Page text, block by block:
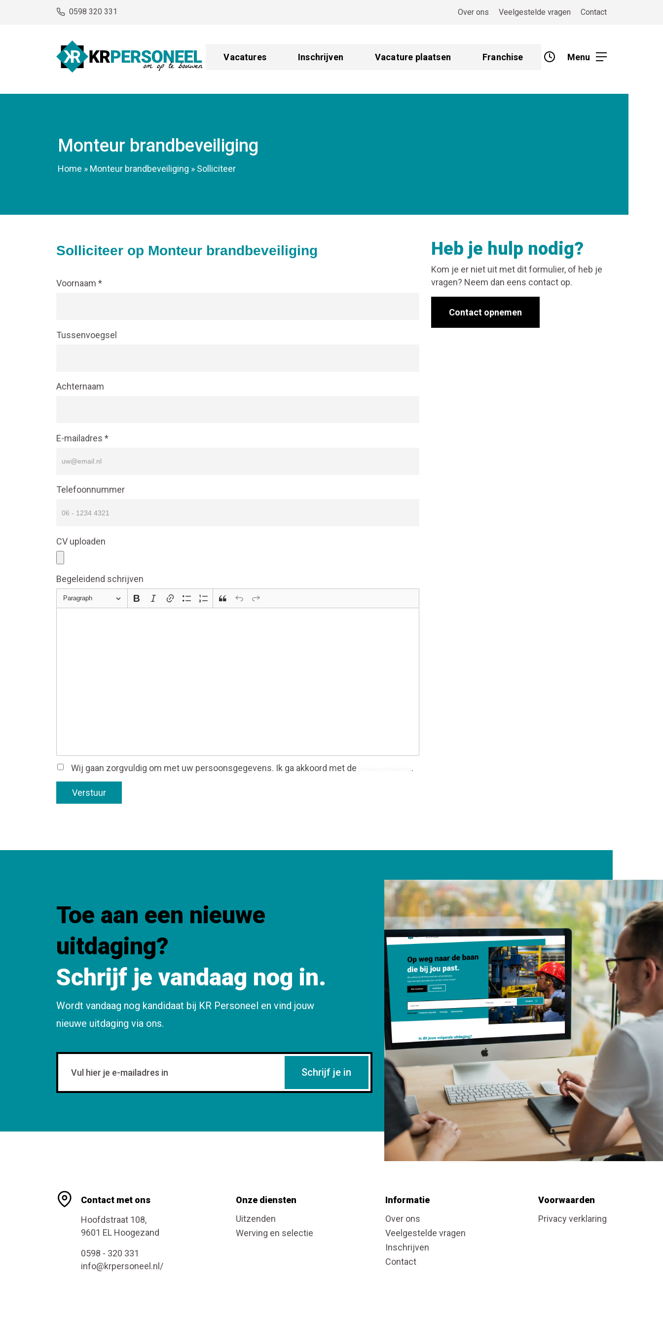
0598 320 331 Over ons Veelgestelde vragen Contact
Vacatures Inschrijven Vacature plaatsen Franchise Menu
Monteur brandbeveiliging
Home » Monteur brandbeveiliging » Solliciteer
Solliciteer op Monteur brandbeveiliging
Voornaam *
Tussenvoegsel
Achternaam
E-mailadres *
Telefoonnummer
CV uploaden
Begeleidend schrijven
Paragraph
Wij gaan zorgvuldig om met uw persoonsgegevens. Ik ga akkoord met de .
Verstuur
Heb je hulp nodig?
Kom je er niet uit met dit formulier, of heb je
vragen? Neem dan eens contact op.
Contact opnemen
Toe aan een nieuwe
uitdaging?
Schrijf je vandaag nog in.
Wordt vandaag nog kandidaat bij KR Personeel en vind jouw
nieuwe uitdaging via ons.
Schrijf je in
Contact met ons
Hoofdstraat 108,
9601 EL Hoogezand
0598 - 320 331
info@krpersoneel.nl/
Onze diensten
Uitzenden
Werving en selectie
Informatie
Over ons
Veelgestelde vragen
Inschrijven
Contact
Voorwaarden
Privacy verklaring